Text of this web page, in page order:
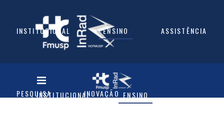
INSTITUCIONAL ENSINO
INSTITUCIONAL ENSINO ASSISTÊNCIA
PESQUISA INOVAÇÃO